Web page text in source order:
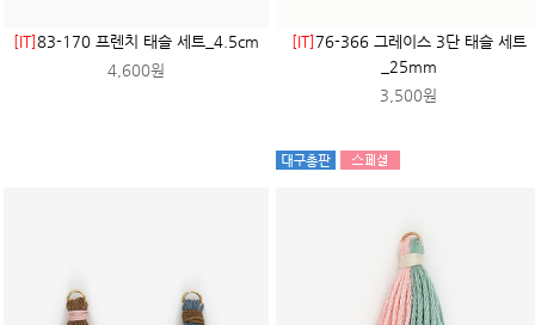
[IT]83-170 프렌치 태슬 세트_4.5cm
4,600원
[IT] 76-366 그레이스 3단 태슬 세트
_25mm
3,500원